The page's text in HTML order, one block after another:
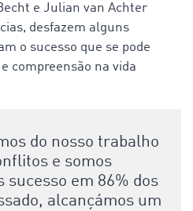
e Julian van Achter
desfazem alguns
o sucesso que se pode
compreensão na vida
do nosso trabalho
e somos
sucesso em 86% dos
alcançámos um